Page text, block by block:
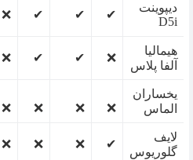
دیپوینت
D5i
✔
✔
✔
❌
هیمالیا
آلفا پلاس
❌
✔
✔
❌
یخساران
الماس
❌
❌
❌
❌
لایف
گلوریوس
✔
❌
❌
❌